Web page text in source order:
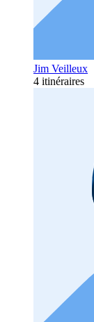
Jim Veilleux
4 itinéraires